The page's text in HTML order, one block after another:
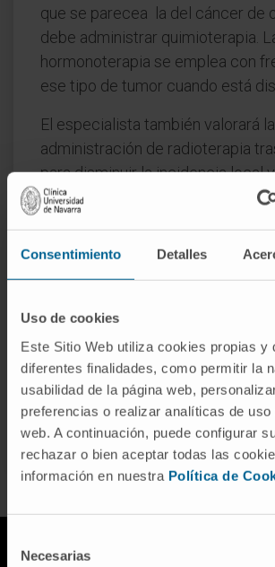
Consentimiento Detalles
Uso de cookies
Este Sitio Web utiliza cookies propias y
diferentes finalidades, como permitir la
usabilidad de la página web,
preferencias o realizar analíticas de uso
web. A continuación, puede configurar
rechazar o bien aceptar todas las
información en nuestra Política de
Necesarias
que se parecea la del cáncer de
debe administrar quimioterapia.
hormonoterapia se emplea con
ese tipo de tumor cuando está
El especialista también valorará la
administración de radioterapia
para disminuir la incidencia local
tumor.
En las pacientes en edad
deseo de tener hijos cuando el
localizado en la cavidad uterina y
sospecha de que infiltre su pared
hormonoterapia.
SOLICITE MÁS INFORMACIÓN SOBRE EL